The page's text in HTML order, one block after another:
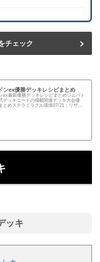
チェック
ンex優勝デッキレシピまとめ
ex最新優勝デッキレシピまとめジムバト
デッキコードの掲載関連デッキ大会優
とめステラミラクル環境07/21：リザー
ッキ